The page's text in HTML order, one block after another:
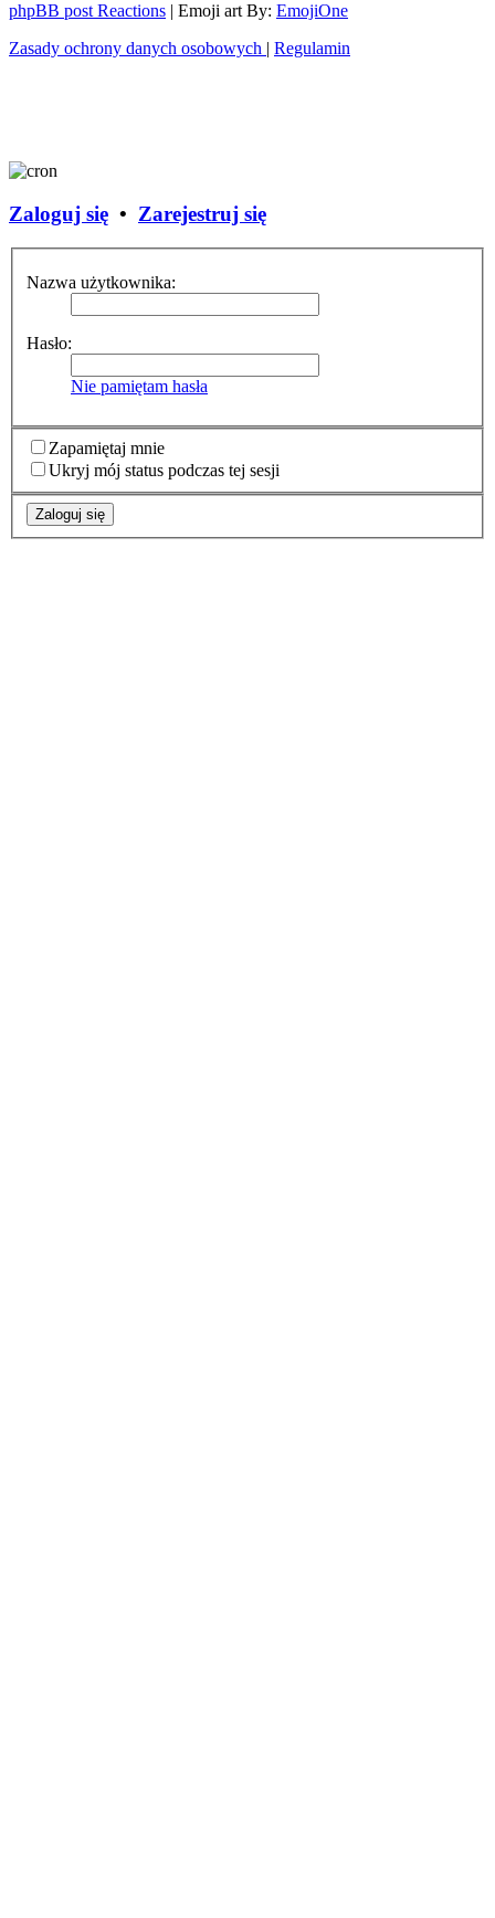
phpBB post Reactions | Emoji art By: EmojiOne
Zasady ochrony danych osobowych | Regulamin
Zaloguj się • Zarejestruj się
Nazwa użytkownika:
Hasło:
Nie pamiętam hasła
Zapamiętaj mnie
Ukryj mój status podczas tej sesji